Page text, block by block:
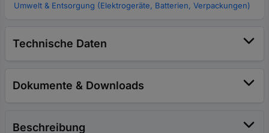
Umwelt & Entsorgung (Elektrogeräte, Batterien, Verpackungen)
Technische Daten
Dokumente & Downloads
Beschreibung